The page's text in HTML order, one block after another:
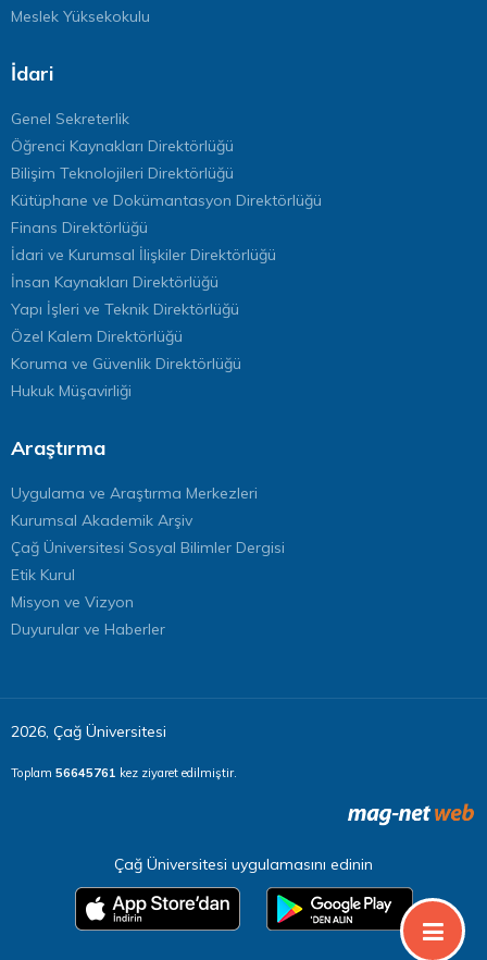
Meslek Yüksekokulu
İdari
Genel Sekreterlik
Öğrenci Kaynakları Direktörlüğü
Bilişim Teknolojileri Direktörlüğü
Kütüphane ve Dokümantasyon Direktörlüğü
Finans Direktörlüğü
İdari ve Kurumsal İlişkiler Direktörlüğü
İnsan Kaynakları Direktörlüğü
Yapı İşleri ve Teknik Direktörlüğü
Özel Kalem Direktörlüğü
Koruma ve Güvenlik Direktörlüğü
Hukuk Müşavirliği
Araştırma
Uygulama ve Araştırma Merkezleri
Kurumsal Akademik Arşiv
Çağ Üniversitesi Sosyal Bilimler Dergisi
Etik Kurul
Misyon ve Vizyon
Duyurular ve Haberler
2026, Çağ Üniversitesi
Toplam 56645761 kez ziyaret edilmiştir.
Çağ Üniversitesi uygulamasını edinin